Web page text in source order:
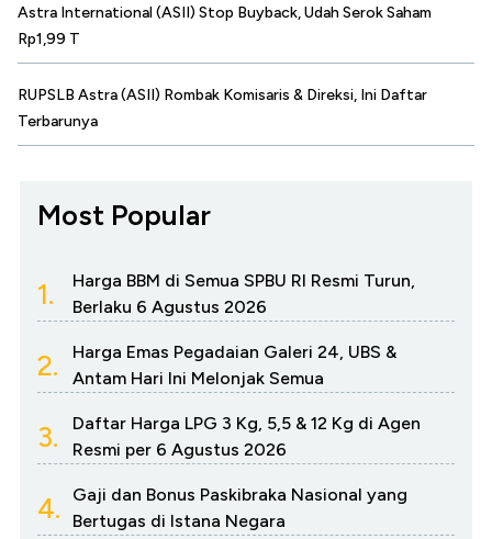
Astra International (ASII) Stop Buyback, Udah Serok Saham
Rp1,99 T
RUPSLB Astra (ASII) Rombak Komisaris & Direksi, Ini Daftar
Terbarunya
Most Popular
1.
Harga BBM di Semua SPBU RI Resmi Turun,
Berlaku 6 Agustus 2026
2.
Harga Emas Pegadaian Galeri 24, UBS &
Antam Hari Ini Melonjak Semua
3.
Daftar Harga LPG 3 Kg, 5,5 & 12 Kg di Agen
Resmi per 6 Agustus 2026
4.
Gaji dan Bonus Paskibraka Nasional yang
Bertugas di Istana Negara